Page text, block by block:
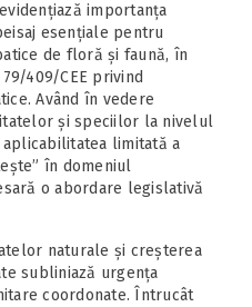
importanța
esențiale pentru
de floră și faună, în
409/CEE privind
Având în vedere
și speciilor la nivelul
limitată a
în domeniul
o abordare legislativă
naturale și creșterea
subliniază urgența
coordonate. Întrucât